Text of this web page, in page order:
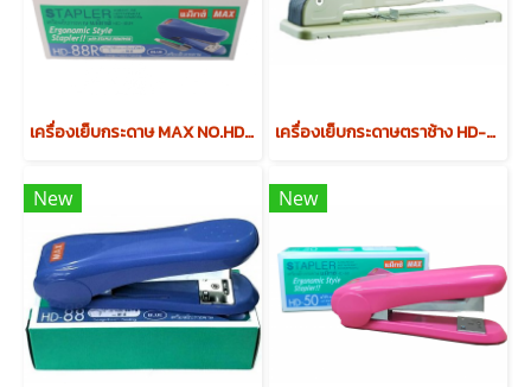
เครื่องเย็บกระดาษ MAX NO.HD-88R เครื่องเย็บกระดาษตราช้าง HD-23L24FL
New New